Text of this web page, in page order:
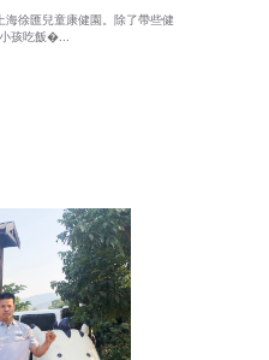
徐匯兒童康健園。除了帶些健
孩吃飯�...